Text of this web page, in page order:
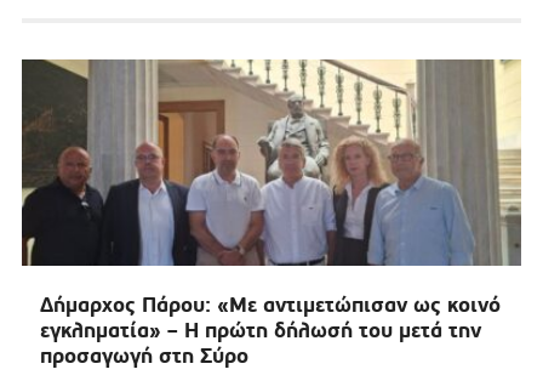
Δήμαρχος Πάρου: «Με αντιμετώπισαν ως κοινό
εγκληματία» – Η πρώτη δήλωσή του μετά την
προσαγωγή στη Σύρο